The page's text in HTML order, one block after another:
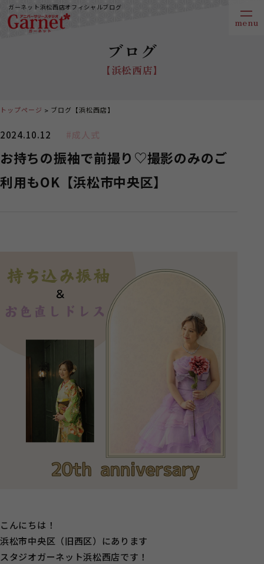
ガーネット浜松西店オフィシャルブログ
ブログ
【浜松西店】
2024.10.12 #成人式
お持ちの振袖で前撮り♡撮影のみのご
利用もOK【浜松市中央区】
こんにちは！
浜松市中央区（旧西区）にあります
スタジオガーネット浜松西店です！
トップページ ブログ【浜松西店】